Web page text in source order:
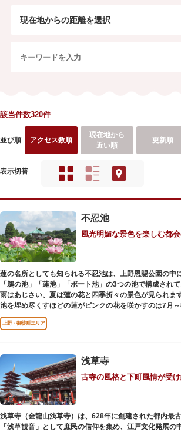
現在地からの距離を選択
該当件数320件
並び順 アクセス数順
現在地から
近い順
更新順
表示切替
不忍池
風光明媚な景色を楽しむ都
蓮の名所としても知られる不忍池は、上野恩賜公園の中
「鵜の池」「蓮池」「ボート池」の3つの池で構成され
雨はあじさい、夏は蓮の花と四季折々の景色が見られます
池を埋め尽くすほどの蓮がピンクの花を咲かすのは7月
前のみ開花するので、シーズン中は多くの観光客が朝早
す。綺麗な蓮の花を近くから観察できるデッキを散歩し
から池を眺めれば、新しい発見ができるかもしれません
にはマガモ・オナガガモなどたくさんの鴨や渡り鳥が訪
でバードウォッチングができる珍しいスポットです。
ファミリーで、カップルで、または一人でゆったりと、
過ごしください。
上野・御徒町エリア
浅草寺
古寺の風格と下町風情が受
浅草寺（金龍山浅草寺）は、628年に創建された都内最古
「浅草観音」として庶民の信仰を集め、江戸文化発展の